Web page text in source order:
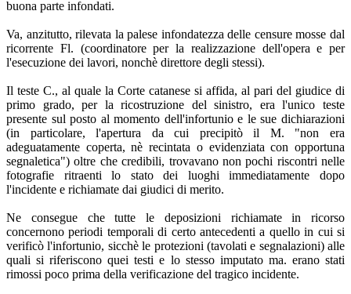
buona parte infondati.
Va, anzitutto, rilevata la palese infondatezza delle censure mosse dal
ricorrente Fl. (coordinatore per la realizzazione dell'opera e per
l'esecuzione dei lavori, nonchè direttore degli stessi).
Il teste C., al quale la Corte catanese si affida, al pari del giudice di
primo grado, per la ricostruzione del sinistro, era l'unico teste
presente sul posto al momento dell'infortunio e le sue dichiarazioni
(in particolare, l'apertura da cui precipitò il M. "non era
adeguatamente coperta, nè recintata o evidenziata con opportuna
segnaletica") oltre che credibili, trovavano non pochi riscontri nelle
fotografie ritraenti lo stato dei luoghi immediatamente dopo
l'incidente e richiamate dai giudici di merito.
Ne consegue che tutte le deposizioni richiamate in ricorso
concernono periodi temporali di certo antecedenti a quello in cui si
verificò l'infortunio, sicchè le protezioni (tavolati e segnalazioni) alle
quali si riferiscono quei testi e lo stesso imputato ma. erano stati
rimossi poco prima della verificazione del tragico incidente.